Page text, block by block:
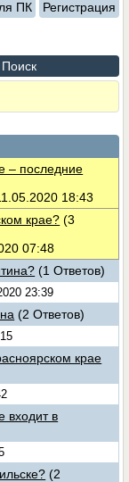
ПК Регистрация
Поиск
– последние
18:43
крае? (3
07:48
(1 Ответов)
23:39
(2 Ответов)
крае
входит в
(2